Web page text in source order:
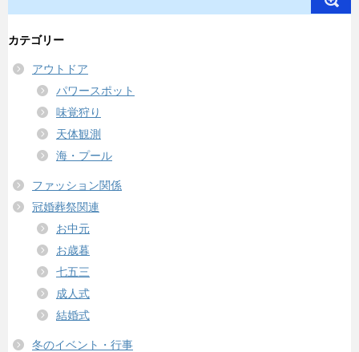
カテゴリー
アウトドア
パワースポット
味覚狩り
天体観測
海・プール
ファッション関係
冠婚葬祭関連
お中元
お歳暮
七五三
成人式
結婚式
冬のイベント・行事